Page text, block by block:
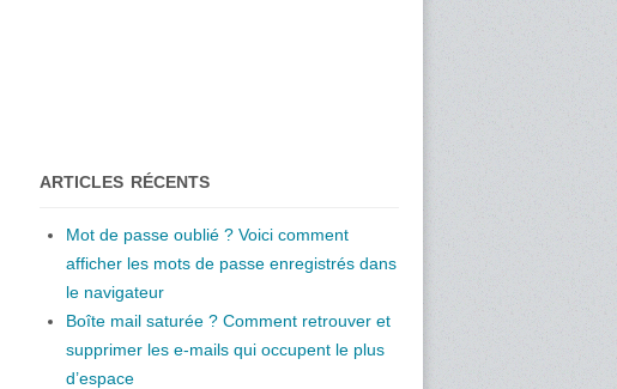
ARTICLES RÉCENTS
Mot de passe oublié ? Voici comment
afficher les mots de passe enregistrés dans
le navigateur
Boîte mail saturée ? Comment retrouver et
supprimer les e-mails qui occupent le plus
d’espace